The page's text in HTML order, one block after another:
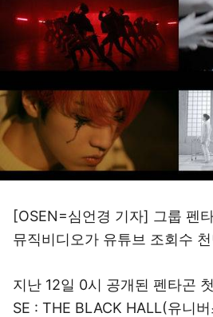
[OSEN=심언경 기자] 그룹 펜
뮤직비디오가 유튜브 조회수
지난 12일 0시 공개된 펜타곤
SE : THE BLACK HALL(유니